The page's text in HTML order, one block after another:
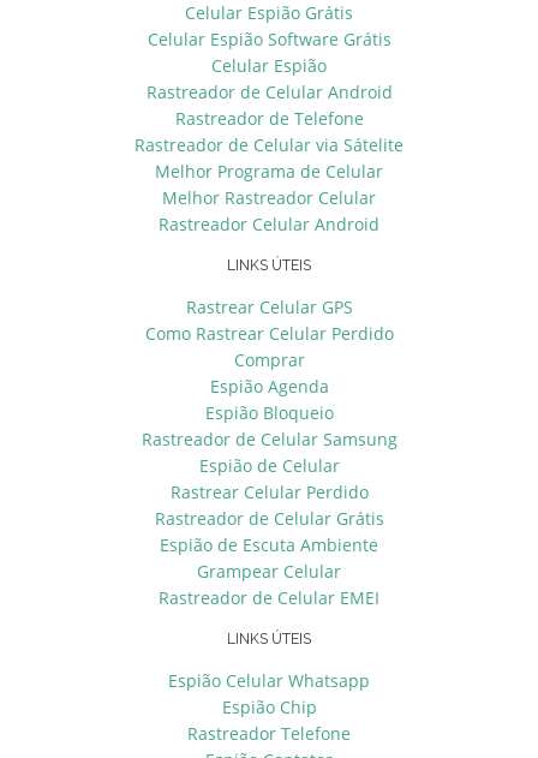
Celular Espião Grátis
Celular Espião Software Grátis
Celular Espião
Rastreador de Celular Android
Rastreador de Telefone
Rastreador de Celular via Sátelite
Melhor Programa de Celular
Melhor Rastreador Celular
Rastreador Celular Android
LINKS ÚTEIS
Rastrear Celular GPS
Como Rastrear Celular Perdido
Comprar
Espião Agenda
Espião Bloqueio
Rastreador de Celular Samsung
Espião de Celular
Rastrear Celular Perdido
Rastreador de Celular Grátis
Espião de Escuta Ambiente
Grampear Celular
Rastreador de Celular EMEI
LINKS ÚTEIS
Espião Celular Whatsapp
Espião Chip
Rastreador Telefone